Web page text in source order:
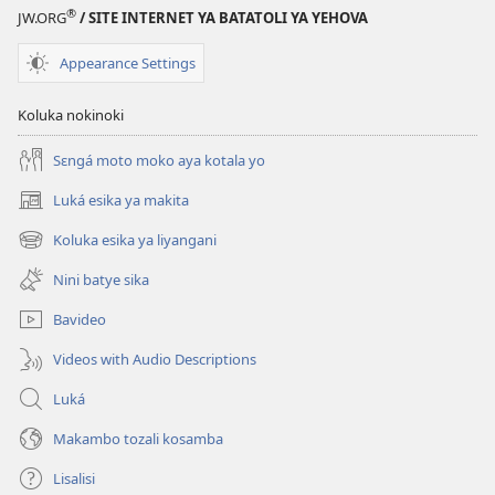
Yehova
JW.ORG® / SITE INTERNET YA BATATOLI YA YEHOVA
Appearance Settings
Koluka nokinoki
Sɛngá moto moko aya kotala yo
Luká esika ya makita
(fungolá
fenɛtrɛ
mosusu)
Koluka esika ya liyangani
(fungolá
fenɛtrɛ
mosusu)
Nini batye sika
Bavideo
Videos with Audio Descriptions
Luká
Makambo tozali kosamba
Lisalisi